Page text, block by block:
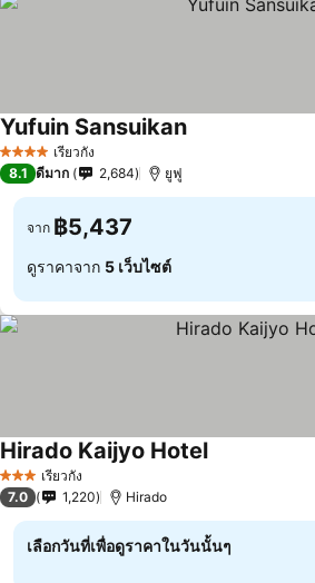
4 ดาว เรียวกัง
Yufuin Sansuikan
8.1 ดีมาก 2,684 ยูฟู
จาก ฿5,437
ดูราคาจาก 5 เว็บไซต์
3 ดาว เรียวกัง
Hirado Kaijyo Hotel
7.0 1,220 Hirado
เลือกวันที่เพื่อดูราคาในวันนั้นๆ